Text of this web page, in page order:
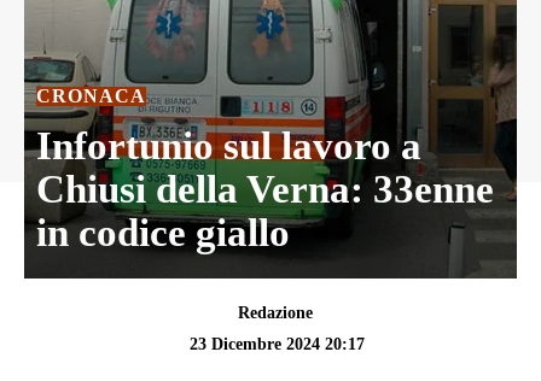
CRONACA
Infortunio sul lavoro a
Chiusi della Verna: 33enne
in codice giallo
Redazione
23 Dicembre 2024 20:17